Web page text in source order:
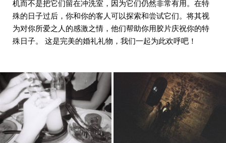
机而不是把它们留在冲洗室，因为它们仍然非常有用。在特
殊的日子过后，你和你的客人可以探索和尝试它们。将其视
为对你所爱之人的感激之情，他们帮助你用胶片庆祝你的特
殊日子。 这是完美的婚礼礼物，我们一起为此欢呼吧！